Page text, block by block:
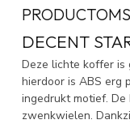
DECENT
Deze lichte koffer is
hierdoor is ABS erg
ingedrukt motief.
zwenkwielen.